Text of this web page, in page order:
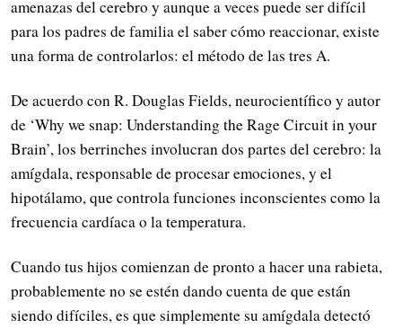
amenazas del cerebro y aunque a veces puede ser difícil
para los padres de familia el saber cómo reaccionar, existe
una forma de controlarlos: el método de las tres A.
De acuerdo con R. Douglas Fields, neurocientífico y autor
de ‘Why we snap: Understanding the Rage Circuit in your
Brain’, los berrinches involucran dos partes del cerebro: la
amígdala, responsable de procesar emociones, y el
hipotálamo, que controla funciones inconscientes como la
frecuencia cardíaca o la temperatura.
Cuando tus hijos comienzan de pronto a hacer una rabieta,
probablemente no se estén dando cuenta de que están
siendo difíciles, es que simplemente su amígdala detectó